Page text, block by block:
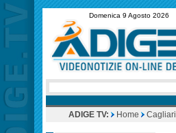
Domenica 9 Agosto 2026
ADIGE TV: Home Cagliari